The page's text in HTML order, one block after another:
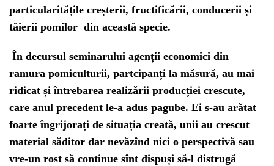
particularitățile creșterii, fructificării, conducerii și
tăierii pomilor din această specie.
În decursul seminarului agenții economici din
ramura pomiculturii, partcipanți la măsură, au mai
ridicat și întrebarea realizării producției crescute,
care anul precedent le-a adus pagube. Ei s-au arătat
foarte îngrijorați de situația creată, unii au crescut
material săditor dar nevăzînd nici o perspectivă sau
vre-un rost să continue sînt dispuși să-l distrugă